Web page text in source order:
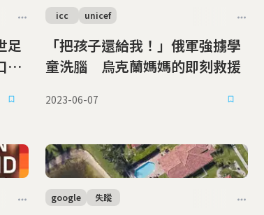
足
「把孩子還給我！」俄軍強擄學
童洗腦 烏克蘭媽媽的即刻救援
icc unicef
2023-06-07
google 失蹤